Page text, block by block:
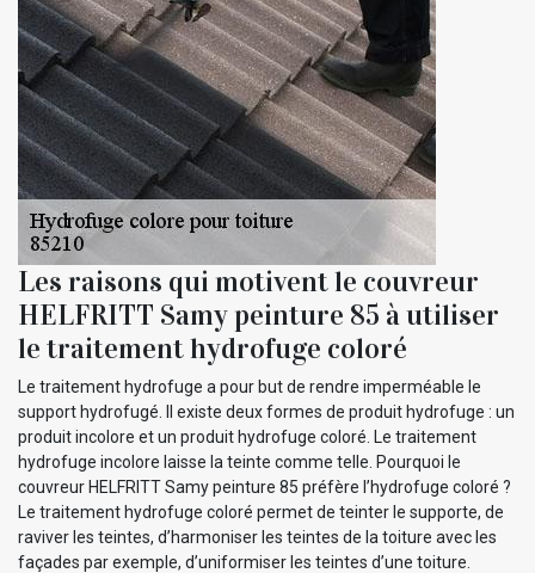
Les raisons qui motivent le couvreur
HELFRITT Samy peinture 85 à utiliser
le traitement hydrofuge coloré
Le traitement hydrofuge a pour but de rendre imperméable le
support hydrofugé. Il existe deux formes de produit hydrofuge : un
produit incolore et un produit hydrofuge coloré. Le traitement
hydrofuge incolore laisse la teinte comme telle. Pourquoi le
couvreur HELFRITT Samy peinture 85 préfère l’hydrofuge coloré ?
Le traitement hydrofuge coloré permet de teinter le supporte, de
raviver les teintes, d’harmoniser les teintes de la toiture avec les
façades par exemple, d’uniformiser les teintes d’une toiture.